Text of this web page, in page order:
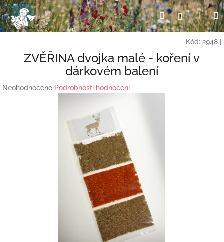
Přejít
na
obsah
HledatPřihlášení
Kód: 2948
ZVĚŘINA dvojka malé - koření v
dárkovém balení
Průměrné
Neohodnoceno Podrobnosti hodnocení